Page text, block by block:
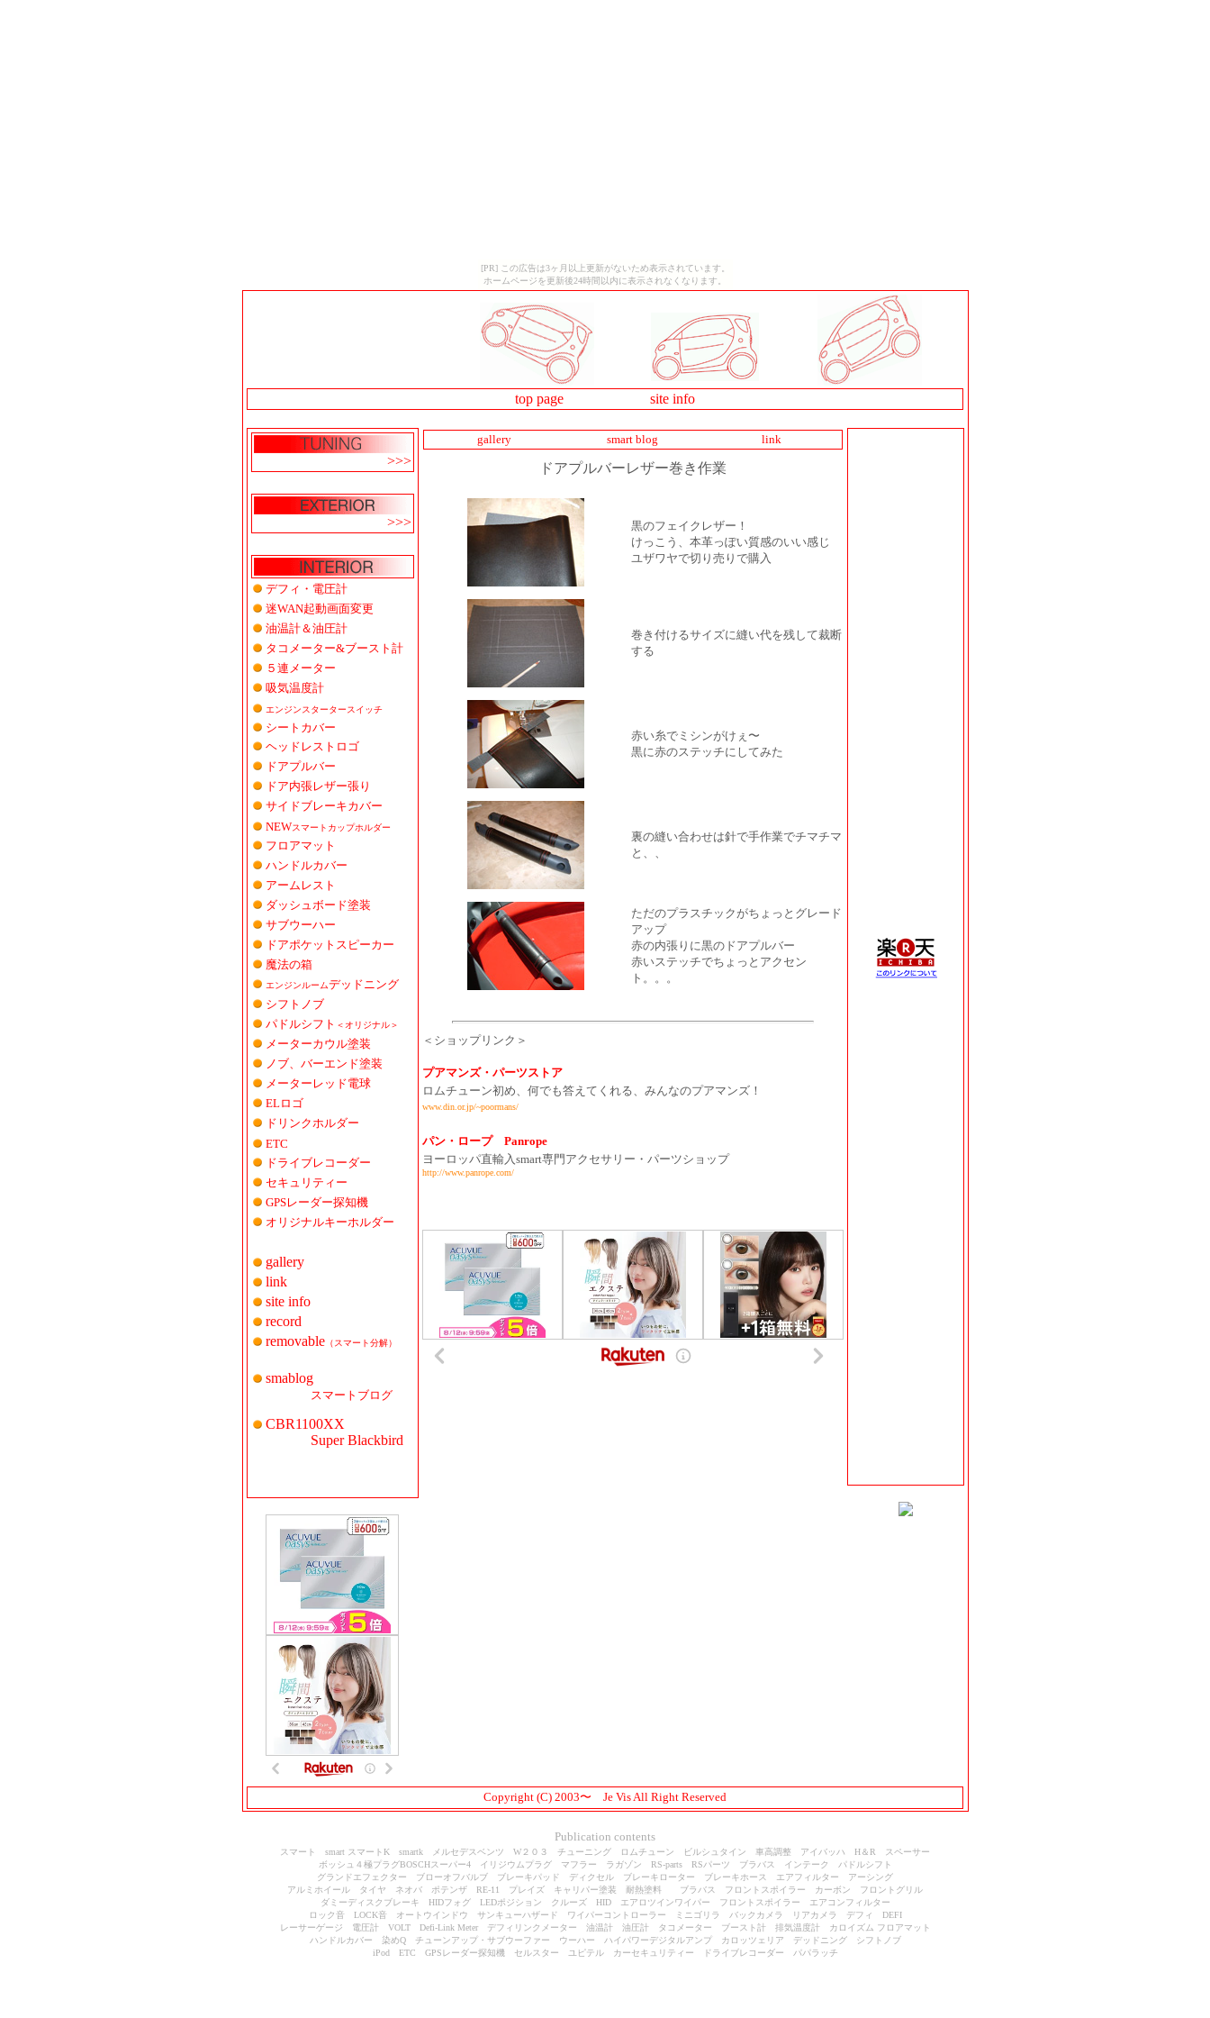
[PR] この広告は3ヶ月以上更新がないため表示されています。
ホームページを更新後24時間以内に表示されなくなります。
top page site info
>>>
>>>
デフィ・電圧計
迷WAN起動画面変更
油温計＆油圧計
タコメーター&ブースト計
５連メーター
吸気温度計
エンジンスタータースイッチ
シートカバー
ヘッドレストロゴ
ドアプルバー
ドア内張レザー張り
サイドブレーキカバー
NEWスマートカップホルダー
フロアマット
ハンドルカバー
アームレスト
ダッシュボード塗装
サブウーハー
ドアポケットスピーカー
魔法の箱
エンジンルームデッドニング
シフトノブ
パドルシフト ＜オリジナル＞
メーターカウル塗装
ノブ、バーエンド塗装
メーターレッド電球
ELロゴ
ドリンクホルダー
ETC
ドライブレコーダー
セキュリティー
GPSレーダー探知機
オリジナルキーホルダー
gallery
link
site info
record
removable （スマート分解）
smablog
スマートブログ
CBR1100XX
Super Blackbird
gallery smart blog link
ドアプルバーレザー巻き作業
黒のフェイクレザー！
けっこう、本革っぽい質感のいい感じ
ユザワヤで切り売りで購入
巻き付けるサイズに縫い代を残して裁断
する
赤い糸でミシンがけぇ〜
黒に赤のステッチにしてみた
裏の縫い合わせは針で手作業でチマチマ
と、、
ただのプラスチックがちょっとグレード
アップ
赤の内張りに黒のドアプルバー
赤いステッチでちょっとアクセン
ト。。。
＜ショップリンク＞
プアマンズ・パーツストア
ロムチューン初め、何でも答えてくれる、みんなのプアマンズ！
www.din.or.jp/~poormans/
パン・ロープ Panrope
ヨーロッパ直輸入smart専門アクセサリー・パーツショップ
http://www.panrope.com/
Copyright (C) 2003〜 Je Vis All Right Reserved
Publication contents
スマート smart スマートK smartk メルセデスベンツ W２０３ チューニング ロムチューン ビルシュタイン 車高調整 アイバッハ H＆R スペーサー
ボッシュ４極プラグBOSCHスーパー4 イリジウムプラグ マフラー ラガゾン RS-parts RSパーツ ブラバス インテーク パドルシフト
グランドエフェクター ブローオフバルブ ブレーキパッド ディクセル ブレーキローター ブレーキホース エアフィルター アーシング
アルミホイール タイヤ ネオバ ポテンザ RE-11 プレイズ キャリパー塗装 耐熱塗料 ブラバス フロントスポイラー カーボン フロントグリル
ダミーディスクブレーキ HIDフォグ LEDポジション クルーズ HID エアロツインワイパー フロントスポイラー
エアコンフィルター
ロック音 LOCK音 オートウインドウ サンキューハザード ワイパーコントローラー ミニゴリラ バックカメラ リアカメラ デフィ DEFI
レーサーゲージ
電圧計 VOLT Defi-Link Meter デフィリンクメーター 油温計 油圧計 タコメーター ブースト計 排気温度計 カロイズム フロアマット
ハンドルカバー 染めQ チューンアップ・サブウーファー ウーハー ハイパワーデジタルアンプ カロッツェリア デッドニング シフトノブ
iPod ETC GPSレーダー探知機 セルスター ユピテル カーセキュリティー ドライブレコーダー パパラッチ